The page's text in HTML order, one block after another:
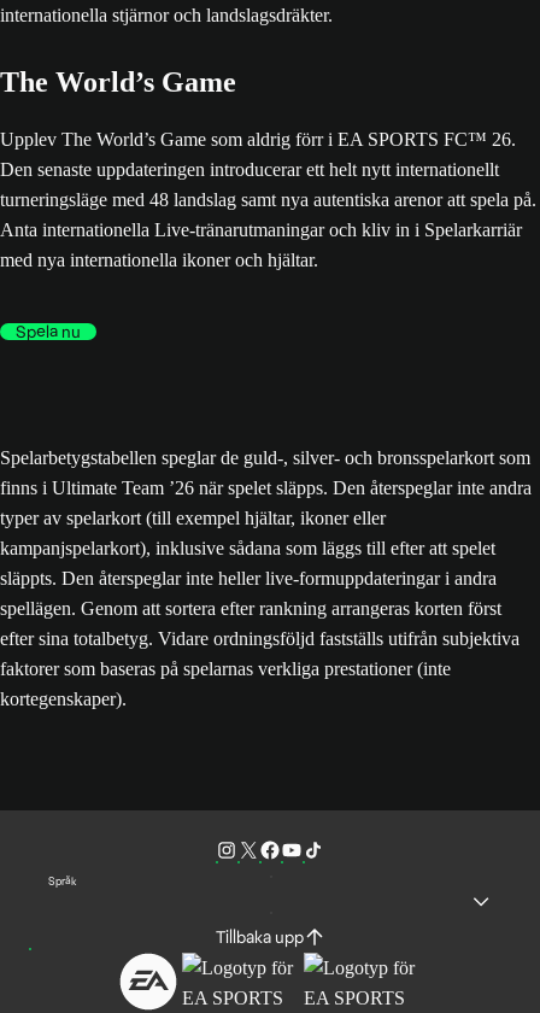
The World’s Game
Upplev The World’s Game som aldrig förr i EA SPORTS FC™ 26.
Den senaste uppdateringen introducerar ett helt nytt internationellt
turneringsläge med 48 landslag samt nya autentiska arenor att spela på.
Anta internationella Live-tränarutmaningar och kliv in i Spelarkarriär
med nya internationella ikoner och hjältar.
Spela nu
Spelarbetygstabellen speglar de guld-, silver- och bronsspelarkort som
finns i Ultimate Team ’26 när spelet släpps. Den återspeglar inte andra
typer av spelarkort (till exempel hjältar, ikoner eller
kampanjspelarkort), inklusive sådana som läggs till efter att spelet
släppts. Den återspeglar inte heller live-formuppdateringar i andra
spellägen. Genom att sortera efter rankning arrangeras korten först
efter sina totalbetyg. Vidare ordningsföljd fastställs utifrån subjektiva
faktorer som baseras på spelarnas verkliga prestationer (inte
kortegenskaper).
Språk
Tillbaka upp